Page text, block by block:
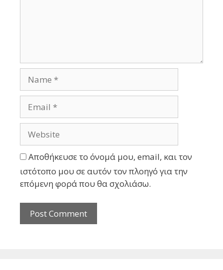
Αποθήκευσε το όνομά μου, email, και τον
ιστότοπο μου σε αυτόν τον πλοηγό για την
επόμενη φορά που θα σχολιάσω.